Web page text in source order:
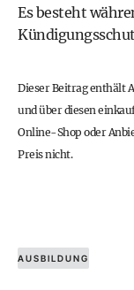
Es besteht
Dieser Beitrag enthält
und über diesen
Online-Shop oder
Preis nicht.
AUSBILDUNG